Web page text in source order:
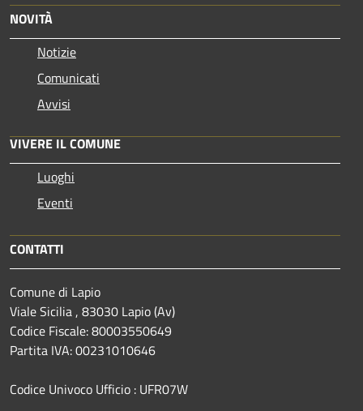
NOVITÀ
Notizie
Comunicati
Avvisi
VIVERE IL COMUNE
Luoghi
Eventi
CONTATTI
Comune di Lapio
Viale Sicilia , 83030 Lapio (Av)
Codice Fiscale: 80003550649
Partita IVA: 00231010646
Codice Univoco Ufficio : UFR07W